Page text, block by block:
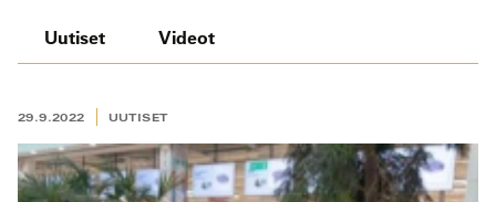
Uutiset Videot
29.9.2022 UUTISET